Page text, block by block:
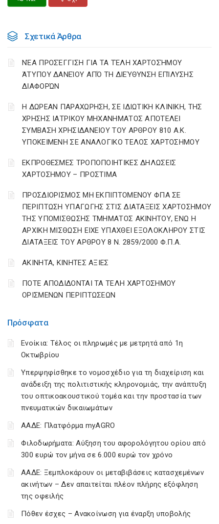
Πρόσφατα
Ενοίκια: Τέλος οι πληρωμές με μετρητά από 1η
Οκτωβρίου
Υπερψηφίσθηκε το νομοσχέδιο για τη διαχείριση και
ανάδειξη της πολιτιστικής κληρονομιάς, την ανάπτυξη
του οπτικοακουστικού τομέα και την προστασία των
πνευματικών δικαιωμάτων
ΑΑΔΕ: Πλατφόρμα myAGRO
Φιλοδωρήματα: Αύξηση του αφορολόγητου ορίου από
300 ευρώ τον μήνα σε 6.000 ευρώ τον χρόνο
ΑΑΔΕ: Ξεμπλοκάρουν οι μεταβιβάσεις κατασχεμένων
ακινήτων – Δεν απαιτείται πλέον πλήρης εξόφληση
της οφειλής
Πόθεν έσχες – Ανακοίνωση για έναρξη υποβολής
Σχετικά Άρθρα
ΝΈΑ ΠΡΟΣΈΓΓΙΣΗ ΓΙΑ ΤΑ ΤΈΛΗ ΧΑΡΤΟΣΉΜΟΥ
ΆΤΥΠΟΥ ΔΑΝΕΊΟΥ ΑΠΌ ΤΗ ΔΙΕΎΘΥΝΣΗ ΕΠΊΛΥΣΗΣ
ΔΙΑΦΟΡΏΝ
Η ΔΩΡΕΑΝ ΠΑΡΑΧΩΡΗΣΗ, ΣΕ ΙΔΙΩΤΙΚΗ ΚΛΙΝΙΚΗ, ΤΗΣ
ΧΡΗΣΗΣ ΙΑΤΡΙΚΟΥ ΜΗΧΑΝΗΜΑΤΟΣ ΑΠΟΤΕΛΕΙ
ΣΥΜΒΑΣΗ ΧΡΗΣΙΔΑΝΕΙΟΥ ΤΟΥ ΑΡΘΡΟΥ 810 Α.Κ.
ΥΠΟΚΕΙΜΕΝΗ ΣΕ ΑΝΑΛΟΓΙΚΟ ΤΕΛΟΣ ΧΑΡΤΟΣΗΜΟΥ
ΕΚΠΡΟΘΕΣΜΕΣ ΤΡΟΠΟΠΟΙΗΤΙΚΕΣ ΔΗΛΩΣΕΙΣ
ΧΑΡΤΟΣΗΜΟΥ – ΠΡΟΣΤΙΜΑ
ΠΡΟΣΔΙΟΡΙΣΜΟΣ ΜΗ ΕΚΠΙΠΤΟΜΕΝΟΥ ΦΠΑ ΣΕ
ΠΕΡΙΠΤΩΣΗ ΥΠΑΓΩΓΗΣ ΣΤΙΣ ΔΙΑΤΑΞΕΙΣ ΧΑΡΤΟΣΗΜΟΥ
ΤΗΣ ΥΠΟΜΙΣΘΩΣΗΣ ΤΜΗΜΑΤΟΣ ΑΚΙΝΗΤΟΥ, ΕΝΩ Η
ΑΡΧΙΚΗ ΜΙΣΘΩΣΗ ΕΙΧΕ ΥΠΑΧΘΕΙ ΕΞΟΛΟΚΛΗΡΟΥ ΣΤΙΣ
ΔΙΑΤΑΞΕΙΣ ΤΟΥ ΑΡΘΡΟΥ 8 Ν. 2859/2000 Φ.Π.Α.
ΑΚΙΝΗΤΑ, ΚΙΝΗΤΕΣ ΑΞΙΕΣ
ΠΟΤΕ ΑΠΟΔΙΔΟΝΤΑΙ ΤΑ ΤΕΛΗ ΧΑΡΤΟΣΗΜΟΥ
ΟΡΙΣΜΕΝΩΝ ΠΕΡΙΠΤΩΣΕΩΝ